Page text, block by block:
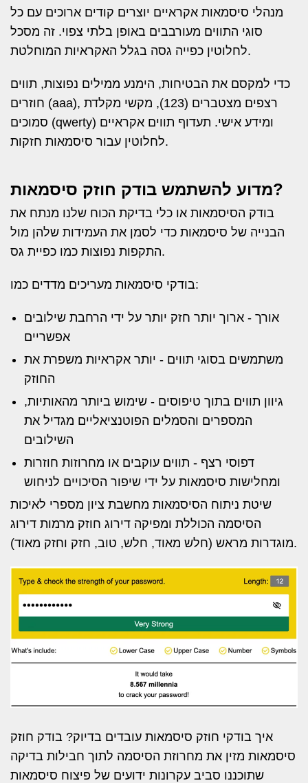
מנהלי סיסמאות אקראיים יוצרים קודים ארוכים עם כל
סוגי התווים מעורבבים באופן בלתי צפוי. זה מסכל
לחלוטין כפייה גסה בגלל האקראיות המוחלטת.
כדי למקסם את הבטיחות, הימנע ממילים נפוצות, תווים
חוזרים (aaa), רצפים מצטברים (123), מקשי מקלדת
סמוכים (qwerty) ומידע אישי. תעדוף תווים אקראיים
לחלוטין עבור סיסמאות חזקות.
מדוע להשתמש בודק חוזק סיסמאות?
בודק הסיסמאות או כלי בדיקת הכוח שלנו מנתח את
הבנייה של סיסמאות כדי לסמן את העמידות שלהן מול
התקפות נפוצות כמו כפיית גס.
בודקי סיסמאות מעריכים מדדים כמו:
אורך - ארוך יותר חזק יותר על ידי הרחבת שילובים
אפשריים
משתמשים בסוגי תווים - יותר אקראיות משפרת את
החוזק
גיוון תווים בתוך טיפוסים - שימוש ביותר מהאותיות,
המספרים והסמלים הפוטנציאליים מגדיל את
השילובים
דפוסי רצף - תווים עוקבים או מחרוזות חוזרות
ומחלישות סיסמאות על ידי שיפור הסיכויים לניחוש
שיטת ניתוח הסיסמאות מחשבת ציון מספרי לאיכות
הסיסמה הכוללת ומפיקה דירוג חוזק מרמות דירוג
מוגדרות מראש (חלש מאוד, חלש, טוב, חזק וחזק מאוד).
איך בודקי חוזק סיסמאות עובדים בדיוק? בודק חוזק
סיסמאות מזין את מחרוזת הסיסמה לתוך חבילות בדיקה
שתוכננו סביב עקרונות ידועים של פיצוח סיסמאות